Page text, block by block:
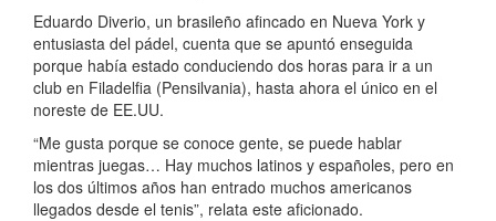
Eduardo Diverio, un brasileño afincado en Nueva York y
entusiasta del pádel, cuenta que se apuntó enseguida
porque había estado conduciendo dos horas para ir a un
club en Filadelfia (Pensilvania), hasta ahora el único en el
noreste de EE.UU.
“Me gusta porque se conoce gente, se puede hablar
mientras juegas… Hay muchos latinos y españoles, pero en
los dos últimos años han entrado muchos americanos
llegados desde el tenis”, relata este aficionado.